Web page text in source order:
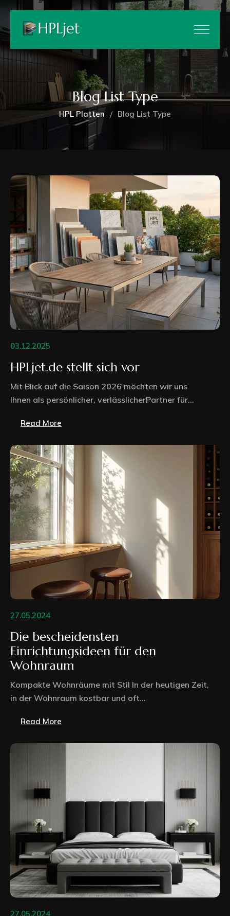
Blog List Type
HPL Platten Blog List Type
03.12.2025
HPLjet.de stellt sich vor
Mit Blick auf die Saison 2026 möchten wir uns
Ihnen als persönlicher, verlässlicherPartner für...
Read More
27.05.2024
Die bescheidensten
Einrichtungsideen für den
Wohnraum
Kompakte Wohnräume mit Stil In der heutigen Zeit,
in der Wohnraum kostbar und oft...
Read More
27.05.2024